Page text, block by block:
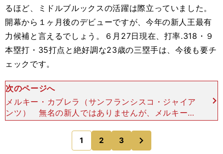
るほど、ミドルブルックスの活躍は際立っていました。
開幕から１ヶ月後のデビューですが、今年の新人王最有
力候補と言えるでしょう。６月27日現在、打率.318・９
本塁打・35打点と絶好調な23歳の三塁手は、今後も要チ
ェックです。
次のページへ
メルキー・カブレラ（サンフランシスコ・ジャイア
ンツ） 無名の新人ではありませんが、メルキー・
カブレラも前半戦で衝撃を与えた特出すべき選手で
す。2005年にニューヨーク・ヤンキースでデビュ
ーし、レギ
1 2 3
のページへ